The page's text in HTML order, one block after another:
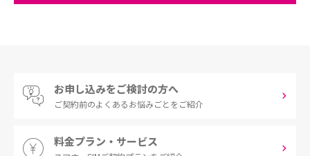
お申し込みをご検討の方へ
ご契約前のよくあるお悩みごとをご紹介
料金プラン・サービス